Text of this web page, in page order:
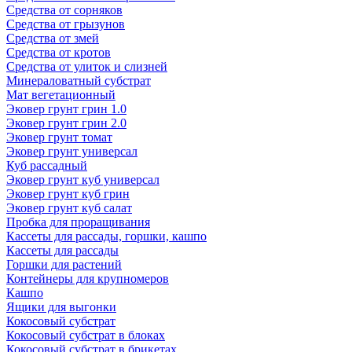
Средства от сорняков
Средства от грызунов
Средства от змей
Средства от кротов
Средства от улиток и слизней
Минераловатный субстрат
Мат вегетационный
Эковер грунт грин 1.0
Эковер грунт грин 2.0
Эковер грунт томат
Эковер грунт универсал
Куб рассадный
Эковер грунт куб универсал
Эковер грунт куб грин
Эковер грунт куб салат
Пробка для проращивания
Кассеты для рассады, горшки, кашпо
Кассеты для рассады
Горшки для растений
Контейнеры для крупномеров
Кашпо
Ящики для выгонки
Кокосовый субстрат
Кокосовый субстрат в блоках
Кокосовый субстрат в брикетах